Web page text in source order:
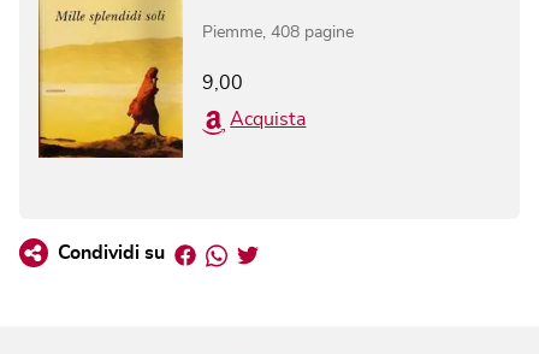
Piemme 408 pagine
9,00
Acquista
Condividi su Facebook
Whatsapp
Twitter